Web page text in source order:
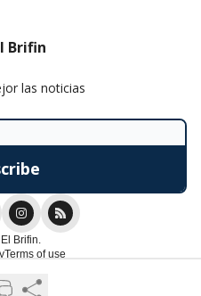
Brifin
las noticias
Brifin.
Terms of use
by beehiiv